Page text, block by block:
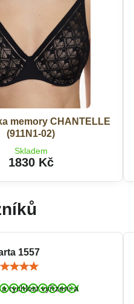
memory CHANTELLE
(911N1-02)
Skladem
1830 Kč
1557
/
5
rychlost vyřízení a